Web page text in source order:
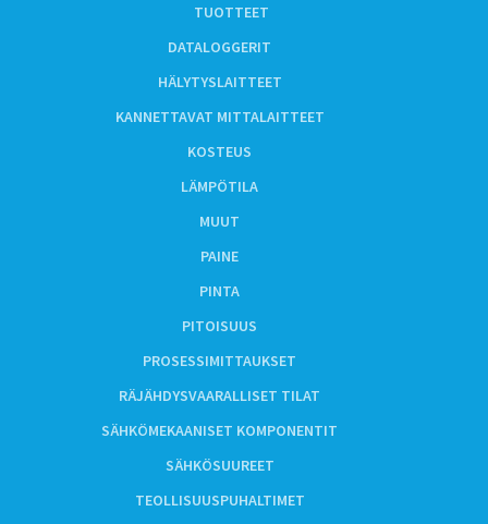
TUOTTEET
DATALOGGERIT
HÄLYTYSLAITTEET
KANNETTAVAT MITTALAITTEET
KOSTEUS
LÄMPÖTILA
MUUT
PAINE
PINTA
PITOISUUS
PROSESSIMITTAUKSET
RÄJÄHDYSVAARALLISET TILAT
SÄHKÖMEKAANISET KOMPONENTIT
SÄHKÖSUUREET
TEOLLISUUSPUHALTIMET